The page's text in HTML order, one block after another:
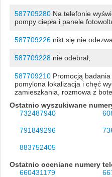
587709280Na telefonie
pompy ciepła i panele
587709226nikt się nie
587709228nie odebrał,
587709210Promocją badania
pomylona lokalizacja i chęć
zamieszkania, rozmowa z
Ostatnio wyszukiwane
732487940
791849296
883752405
Ostatnio oceniane numery
660431179